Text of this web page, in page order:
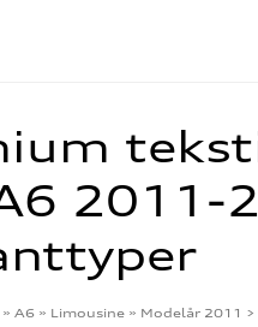
2011-
A6 » Limousine» Modelår 2011 >